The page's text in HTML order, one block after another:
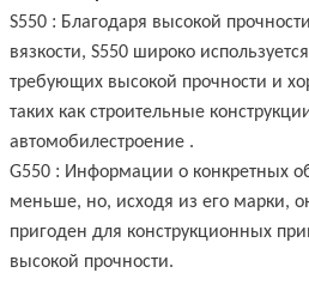
S550 : Благодаря высокой
вязкости, S550 широко
требующих высокой прочности и
таких как строительные
автомобилестроение .
G550 ‌: Информации о конкретных
меньше, но, исходя из его марки,
пригоден для конструкционных
высокой прочности.